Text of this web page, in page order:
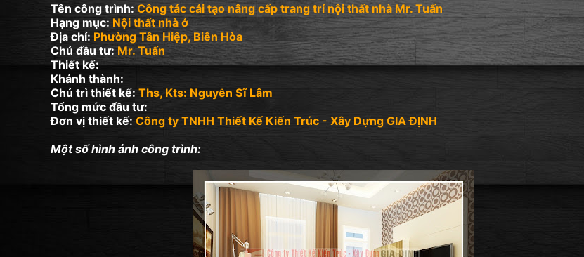
Tên công trình:Công tác cải tạo nâng cấp trang trí nội thất nhà Mr. Tuấn
Hạng mục: Nội thất nhà ở
Địa chỉ: Phường Tân Hiệp, Biên Hòa
Chủ đầu tư:Mr. Tuấn
Thiết kế:
Khánh thành:
Chủ trì thiết kế: Ths, Kts: Nguyễn Sĩ Lâm
Tổng mức đầu tư:
Đơn vị thiết kế: Công ty TNHH Thiết Kế Kiến Trúc - Xây Dựng GIA ĐỊNH
Một số hình ảnh công trình: